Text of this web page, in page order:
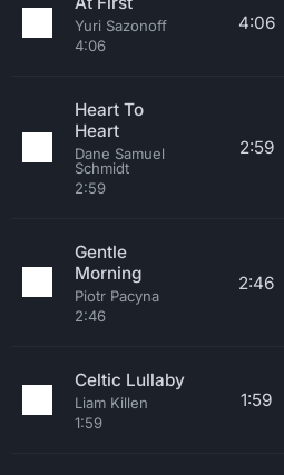
Yuri Sazonoff
4:06
4:06
Heart To
Heart
Dane Samuel
Schmidt
2:59
2:59
Gentle
Morning
Piotr Pacyna
2:46
2:46
Celtic Lullaby
Liam Killen
1:59
1:59